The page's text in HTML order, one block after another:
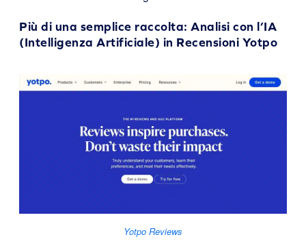
Più di una semplice raccolta: Analisi con l’IA
(Intelligenza Artificiale) in Recensioni Yotpo
Yotpo Reviews